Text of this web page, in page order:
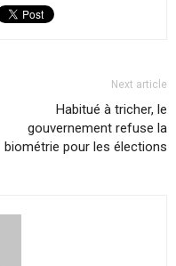
Next article
Habitué à tricher, le
gouvernement refuse la
biométrie pour les élections